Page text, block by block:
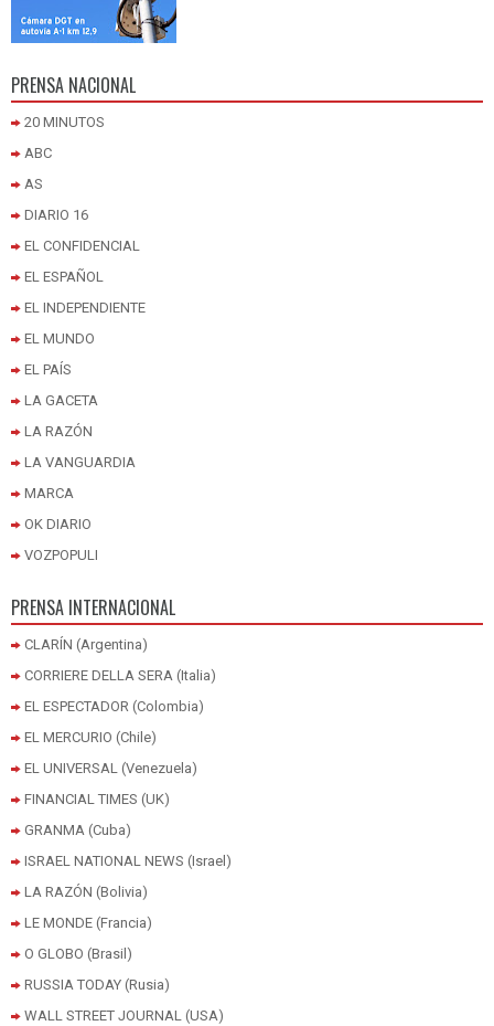
PRENSA NACIONAL
20 MINUTOS
ABC
AS
DIARIO 16
EL CONFIDENCIAL
EL ESPAÑOL
EL INDEPENDIENTE
EL MUNDO
EL PAÍS
LA GACETA
LA RAZÓN
LA VANGUARDIA
MARCA
OK DIARIO
VOZPOPULI
PRENSA INTERNACIONAL
CLARÍN (Argentina)
CORRIERE DELLA SERA (Italia)
EL ESPECTADOR (Colombia)
EL MERCURIO (Chile)
EL UNIVERSAL (Venezuela)
FINANCIAL TIMES (UK)
GRANMA (Cuba)
ISRAEL NATIONAL NEWS (Israel)
LA RAZÓN (Bolivia)
LE MONDE (Francia)
O GLOBO (Brasil)
RUSSIA TODAY (Rusia)
WALL STREET JOURNAL (USA)